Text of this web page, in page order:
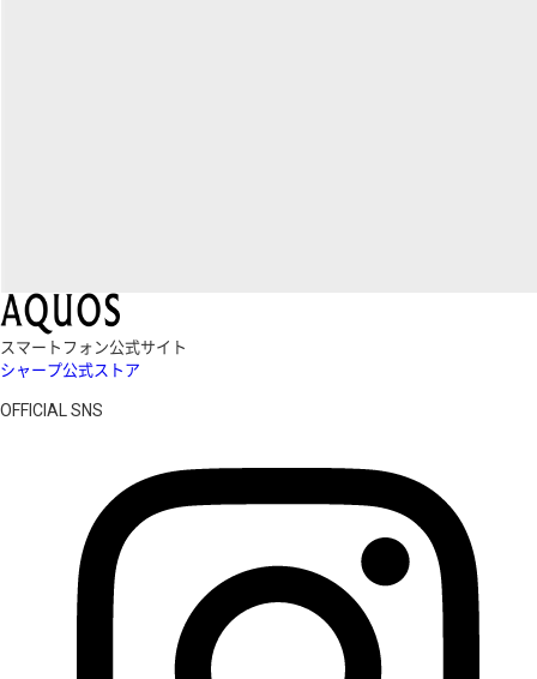
スマートフォン公式サイト
シャープ公式ストア
OFFICIAL SNS